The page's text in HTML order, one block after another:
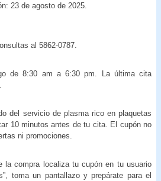
23 de agosto de 2025.
al 5862-0787.
de 8:30 am a 6:30 pm. La última cita
del servicio de plasma rico en plaquetas
10 minutos antes de tu cita. El cupón no
ni promociones.
la compra localiza tu cupón en tu usuario
toma un pantallazo y prepárate para el